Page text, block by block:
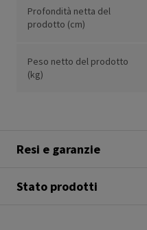
Profondità netta del
prodotto (cm)
Peso netto del prodotto
(kg)
Resi e garanzie
Stato prodotti